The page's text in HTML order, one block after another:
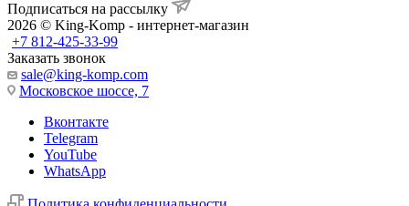
Подписаться на рассылку
2026 © King-Komp - интернет-магазин
+7 812-425-33-99
Заказать звонок
sale@king-komp.com
Московское шоссе, 7
Вконтакте
Telegram
YouTube
WhatsApp